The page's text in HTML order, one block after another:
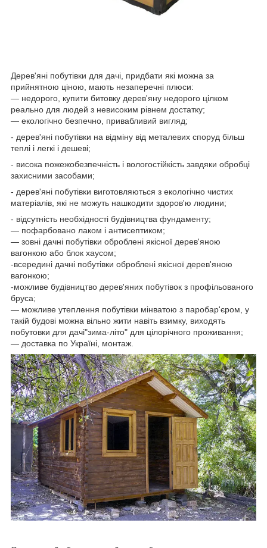
Дерев'яні побутівки для дачі, придбати які можна за
прийнятною ціною, мають незаперечні плюси:
― недорого, купити битовку дерев'яну недорого цілком
реально для людей з невисоким рівнем достатку;
― екологічно безпечно, привабливий вигляд;
- дерев'яні побутівки на відміну від металевих споруд більш
теплі і легкі і дешеві;
- висока пожежобезпечність і вологостійкість завдяки обробці
захисними засобами;
- дерев'яні побутівки виготовляються з екологічно чистих
матеріалів, які не можуть нашкодити здоров'ю людини;
- відсутність необхідності будівництва фундаменту;
― пофарбовано лаком і антисептиком;
― зовні дачні побутівки оброблені якісної дерев'яною
вагонкою або блок хаусом;
-всередині дачні побутівки оброблені якісної дерев'яною
вагонкою;
-можливе будівництво дерев'яних побутівок з профільованого
бруса;
― можливе утеплення побутівки мінватою з паробар'єром, у
такій будові можна вільно жити навіть взимку, виходять
побутовки для дачі"зима-літо" для цілорічного проживання;
― доставка по Україні, монтаж.